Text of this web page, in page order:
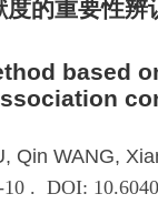
的重要性辨
based
Qin WANG,
. DOI: